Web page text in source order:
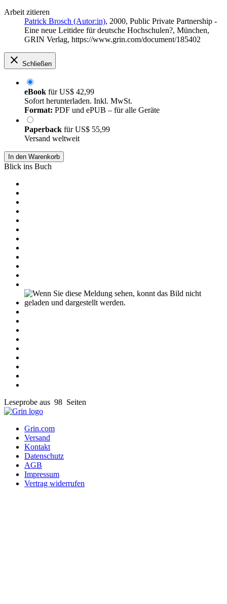
Arbeit zitieren
Patrick Brosch (Autor:in), 2000, Public Private Partnership -
Eine neue Leitidee für deutsche Hochschulen?, München,
GRIN Verlag, https://www.grin.com/document/185402
Schließen
eBook fürUS$ 42,99
Sofort herunterladen. Inkl. MwSt.
Format: PDF und ePUB – für alle Geräte
Paperback fürUS$ 55,99
Versand weltweit
In den Warenkorb
Blick ins Buch
Versand
Kontakt
Datenschutz
AGB
Impressum
Vertrag widerrufen